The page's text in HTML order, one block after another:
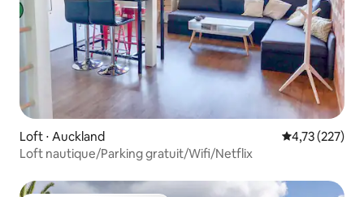
Loft ⋅ Auckland Évaluation
4,73 (227)
Loft nautique/Parking gratuit/Wifi/Netflix